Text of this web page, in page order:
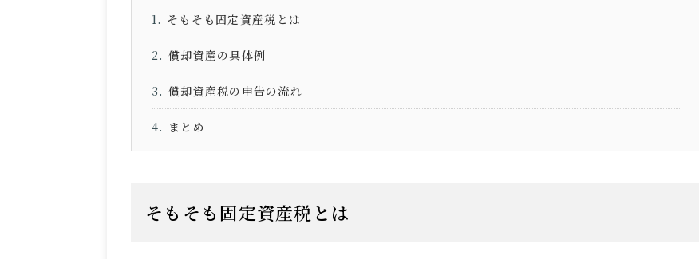
そもそも固定資産税とは
償却資産の具体例
償却資産税の申告の流れ
まとめ
そもそも固定資産税とは